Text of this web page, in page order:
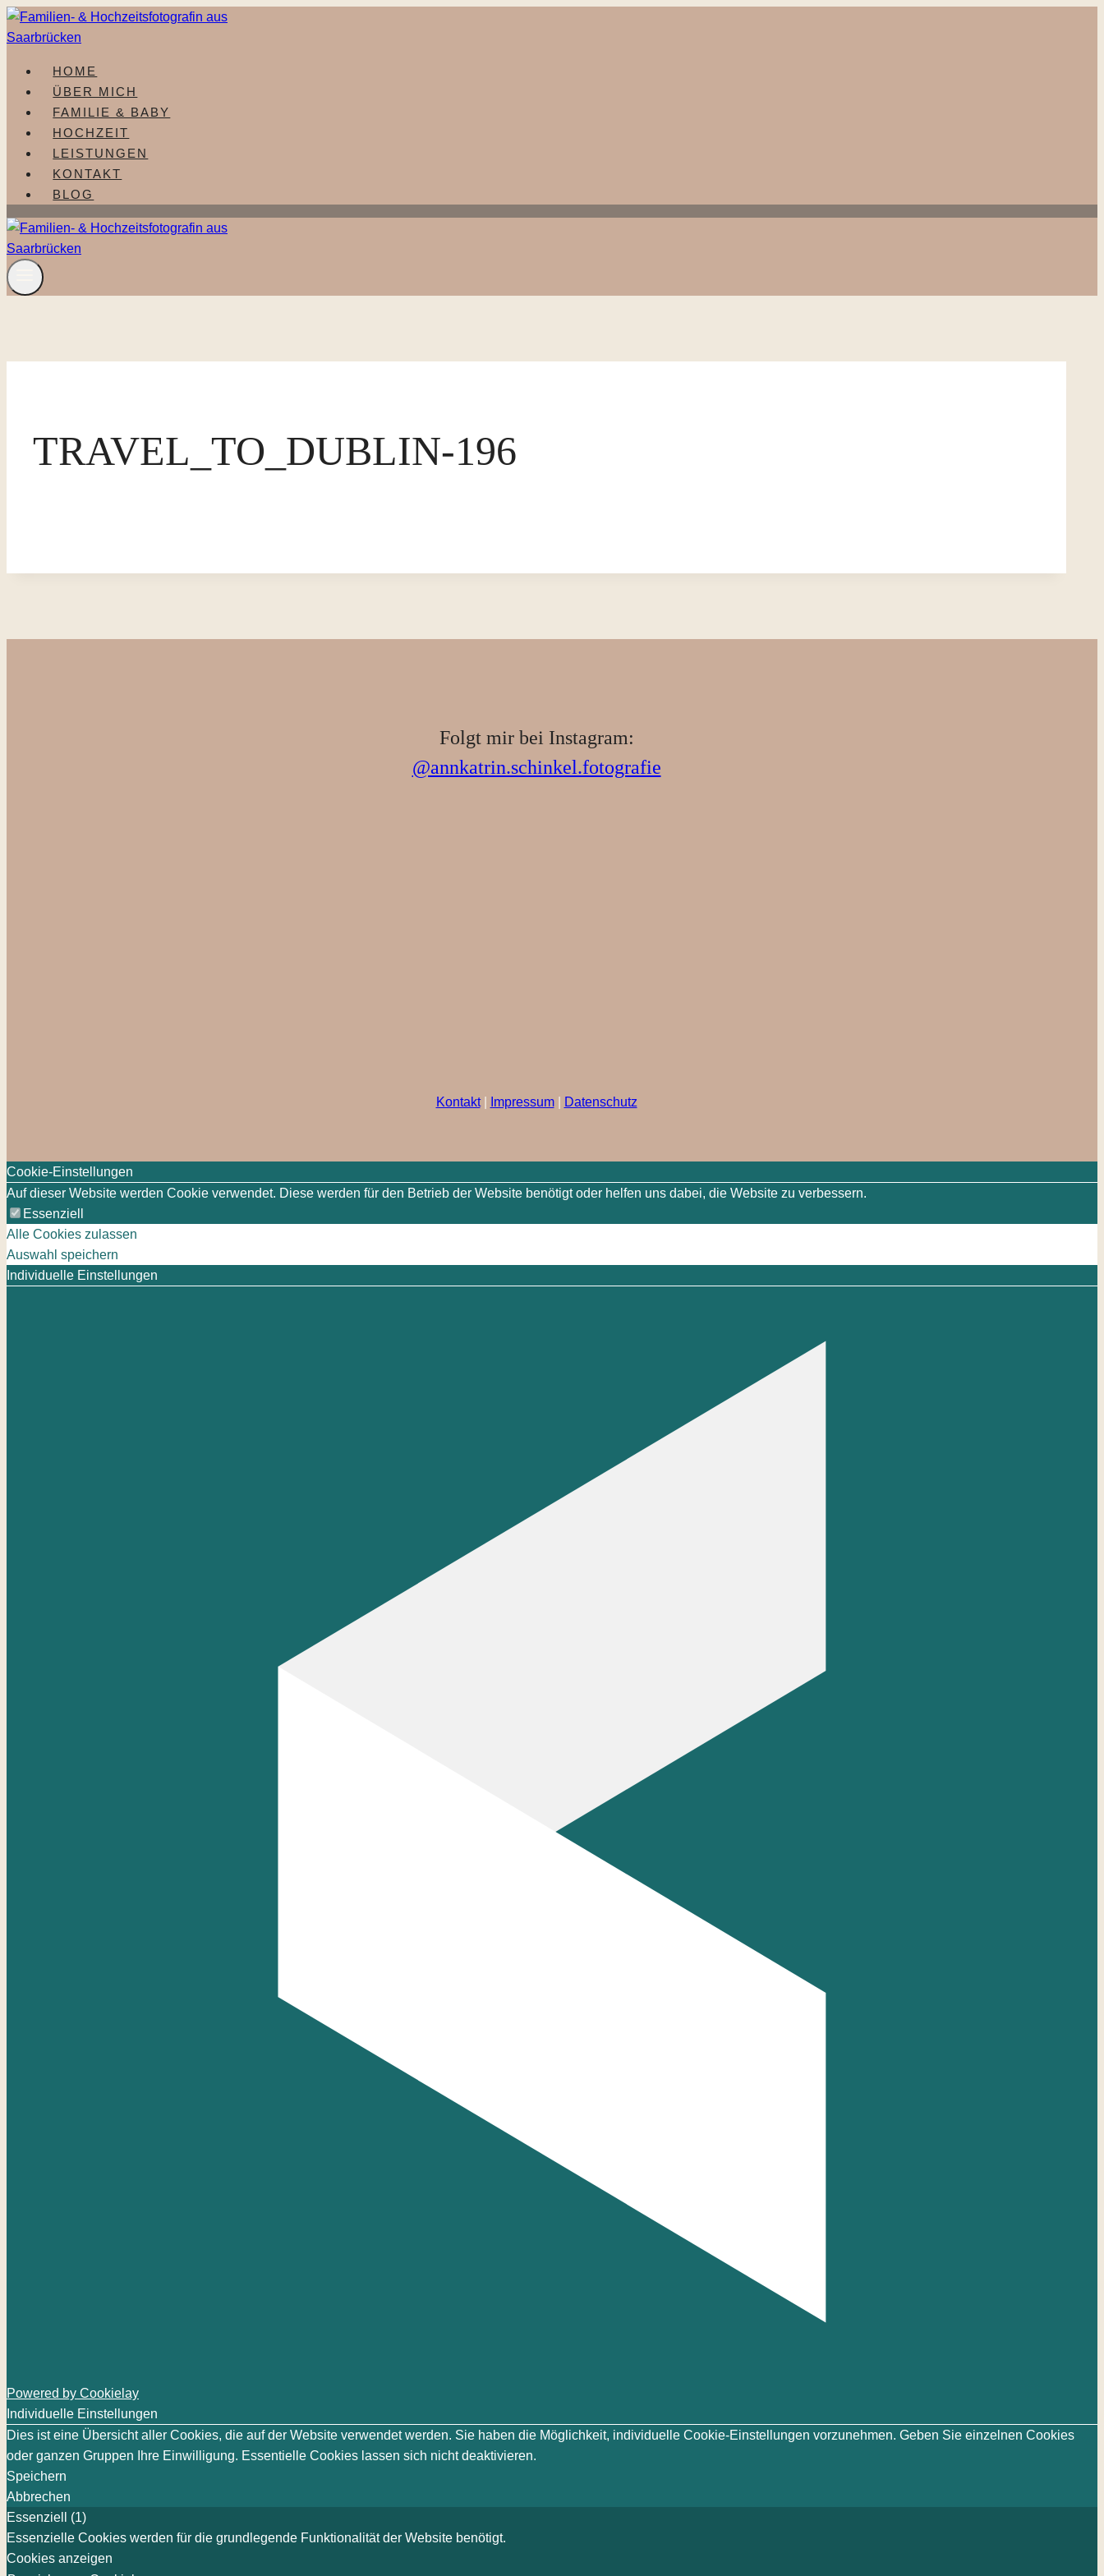
Zum
Inhalt
HOME
ÜBER MICH
FAMILIE & BABY
HOCHZEIT
LEISTUNGEN
KONTAKT
BLOG
TRAVEL_TO_DUBLIN-196
Folgt mir bei Instagram:
@annkatrin.schinkel.fotografie
Kontakt| Impressum| Datenschutz
Cookie-Einstellungen
Auf dieser Website werden Cookie verwendet. Diese werden für den Betrieb der Website benötigt oder helfen uns dabei, die Website zu verbessern.
Essenziell
Alle Cookies zulassen
Auswahl speichern
Individuelle Einstellungen
Powered by Cookielay
Individuelle Einstellungen
Dies ist eine Übersicht aller Cookies, die auf der Website verwendet werden. Sie haben die Möglichkeit, individuelle Cookie-Einstellungen vorzunehmen. Geben Sie einzelnen Cookies
oder ganzen Gruppen Ihre Einwilligung. Essentielle Cookies lassen sich nicht deaktivieren.
Speichern
Abbrechen
Essenziell (1)
Essenzielle Cookies werden für die grundlegende Funktionalität der Website benötigt.
Cookies anzeigen